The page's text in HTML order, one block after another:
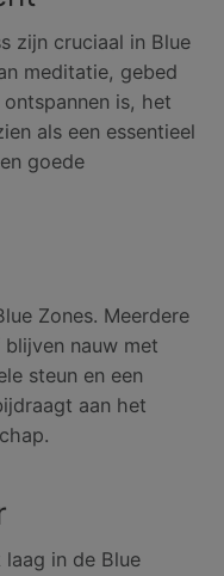
zijn cruciaal in Blue
meditatie, gebed
is, het
als een essentieel
goede
Zones. Meerdere
nauw met
steun en een
​​aan het
in de Blue